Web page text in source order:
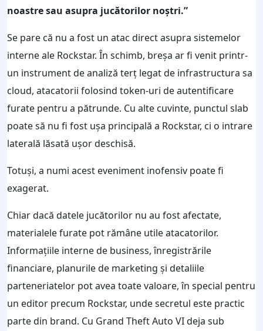
noastre sau asupra jucătorilor noștri.”
Se pare că nu a fost un atac direct asupra sistemelor
interne ale Rockstar. În schimb, breșa ar fi venit printr-
un instrument de analiză terț legat de infrastructura sa
cloud, atacatorii folosind token-uri de autentificare
furate pentru a pătrunde. Cu alte cuvinte, punctul slab
poate să nu fi fost uşa principală a Rockstar, ci o intrare
laterală lăsată ușor deschisă.
Totuși, a numi acest eveniment inofensiv poate fi
exagerat.
Chiar dacă datele jucătorilor nu au fost afectate,
materialele furate pot rămâne utile atacatorilor.
Informațiile interne de business, înregistrările
financiare, planurile de marketing și detaliile
parteneriatelor pot avea toate valoare, în special pentru
un editor precum Rockstar, unde secretul este practic
parte din brand. Cu Grand Theft Auto VI deja sub